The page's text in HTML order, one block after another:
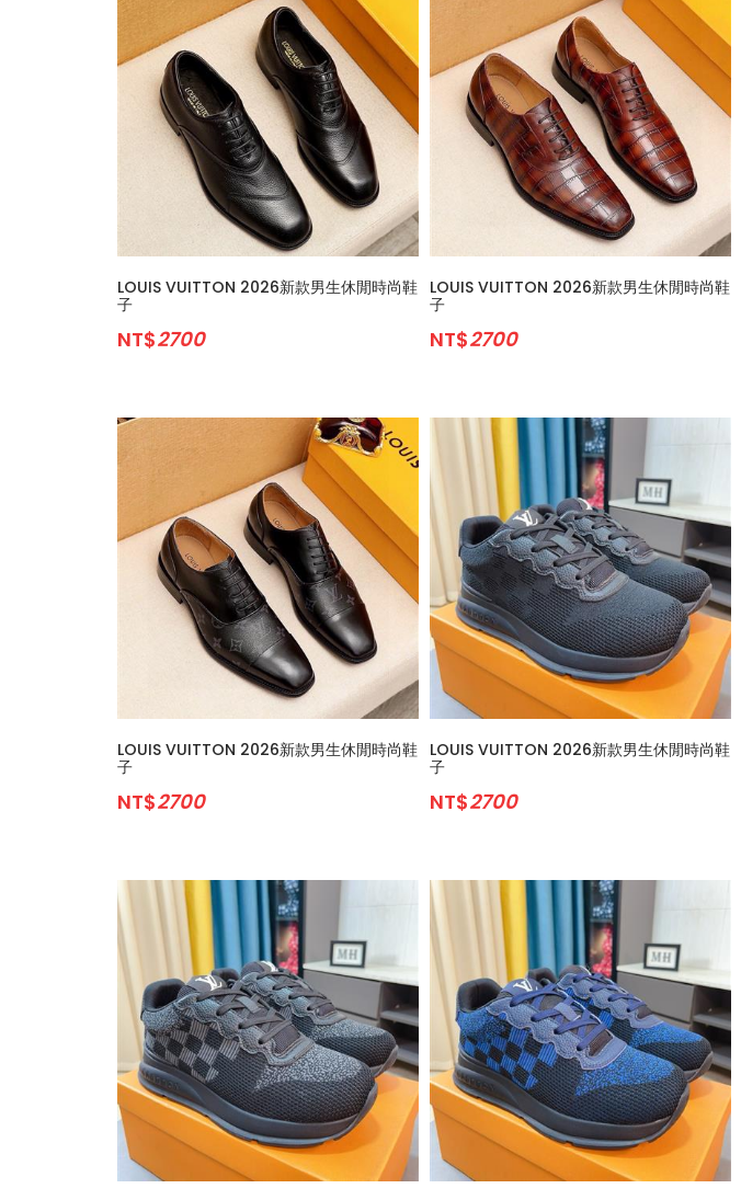
LOUIS VUITTON 2026新款男生休閒時尚鞋
子
NT$2700
LOUIS VUITTON 2026新款男生休閒時尚鞋
子
NT$2700
LOUIS VUITTON 2026新款男生休閒時尚鞋
子
NT$2700
LOUIS VUITTON 2026新款男生休閒時尚鞋
子
NT$2700